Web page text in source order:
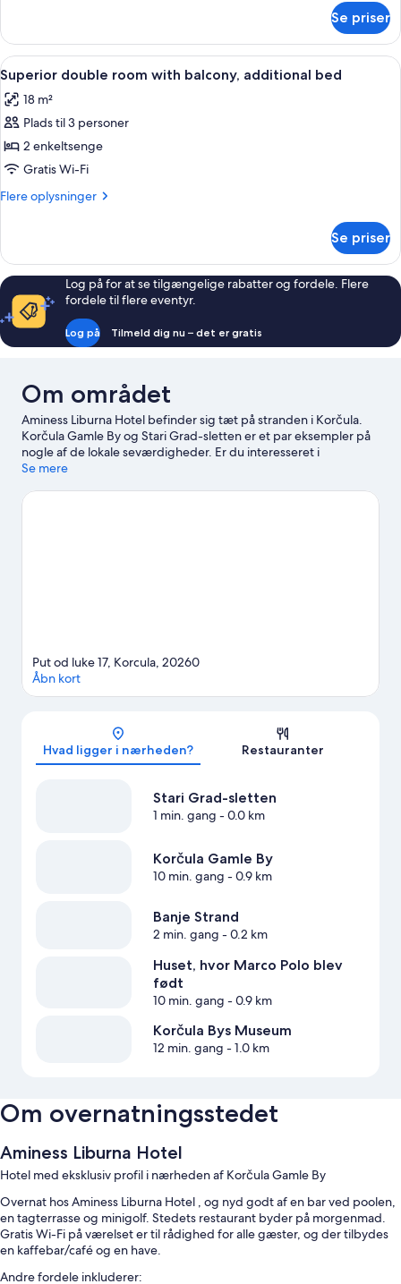
additional
bed
double
w/
seaside
balcony,
additional
bed
Se priser
Indlæs
alle
billeder
af
Superior
double
room
additional
bed
Allergivenligt sengetøj, minibar,
4
Superior double room with balcony, additional bed
18 m²
Plads til 3 personer
2 enkeltsenge
Gratis Wi-Fi
Flere oplysninger
Flere
double
room
with
balcony,
additional
bed
Se priser
Log på for at se tilgængelige rabatter og fordele. Flere
fordele til flere eventyr.
Log på Tilmeld dig nu – det er gratis
Om området
Aminess Liburna Hotel befinder sig tæt på stranden i Korčula.
Korčula Gamle By og Stari Grad-sletten er et par eksempler på
nogle af de lokale seværdigheder. Er du interesseret i
oplevelser, kan du udforske ACI Marina Korčula og Korčula
sejlads giver gode muligheder for at komme ud på eller i det
Se mere
Put od luke 17, Korcula, 20260
Åbn kort
Hvad ligger i nærheden? Restauranter
Stari Grad-sletten
1 min. gang - 0.0 km
Korčula Gamle By
10 min. gang - 0.9 km
Banje Strand
2 min. gang - 0.2 km
Huset, hvor Marco Polo blev
født
10 min. gang - 0.9 km
Korčula Bys Museum
12 min. gang - 1.0 km
Om overnatningsstedet
Aminess Liburna Hotel
Hotel med eksklusiv profil i nærheden af Korčula Gamle By
Overnat hos Aminess Liburna Hotel , og nyd godt af en bar ved poolen,
en tagterrasse og minigolf. Stedets restaurant byder på morgenmad.
Gratis Wi-Fi på værelset er til rådighed for alle gæster, og der tilbydes
en kaffebar/café og en have.
Andre fordele inkluderer: